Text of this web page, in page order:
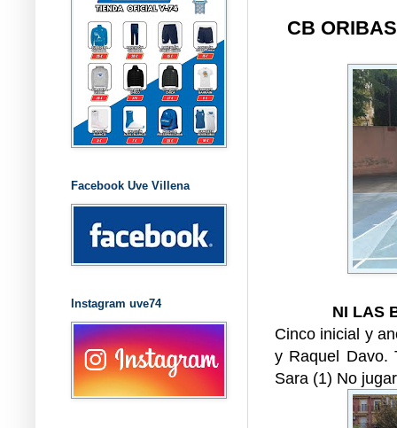
CB
NI LAS
Cinco inicial y
y Raquel Davo.
Sara (1) No
Facebook Uve Villena
Instagram uve74